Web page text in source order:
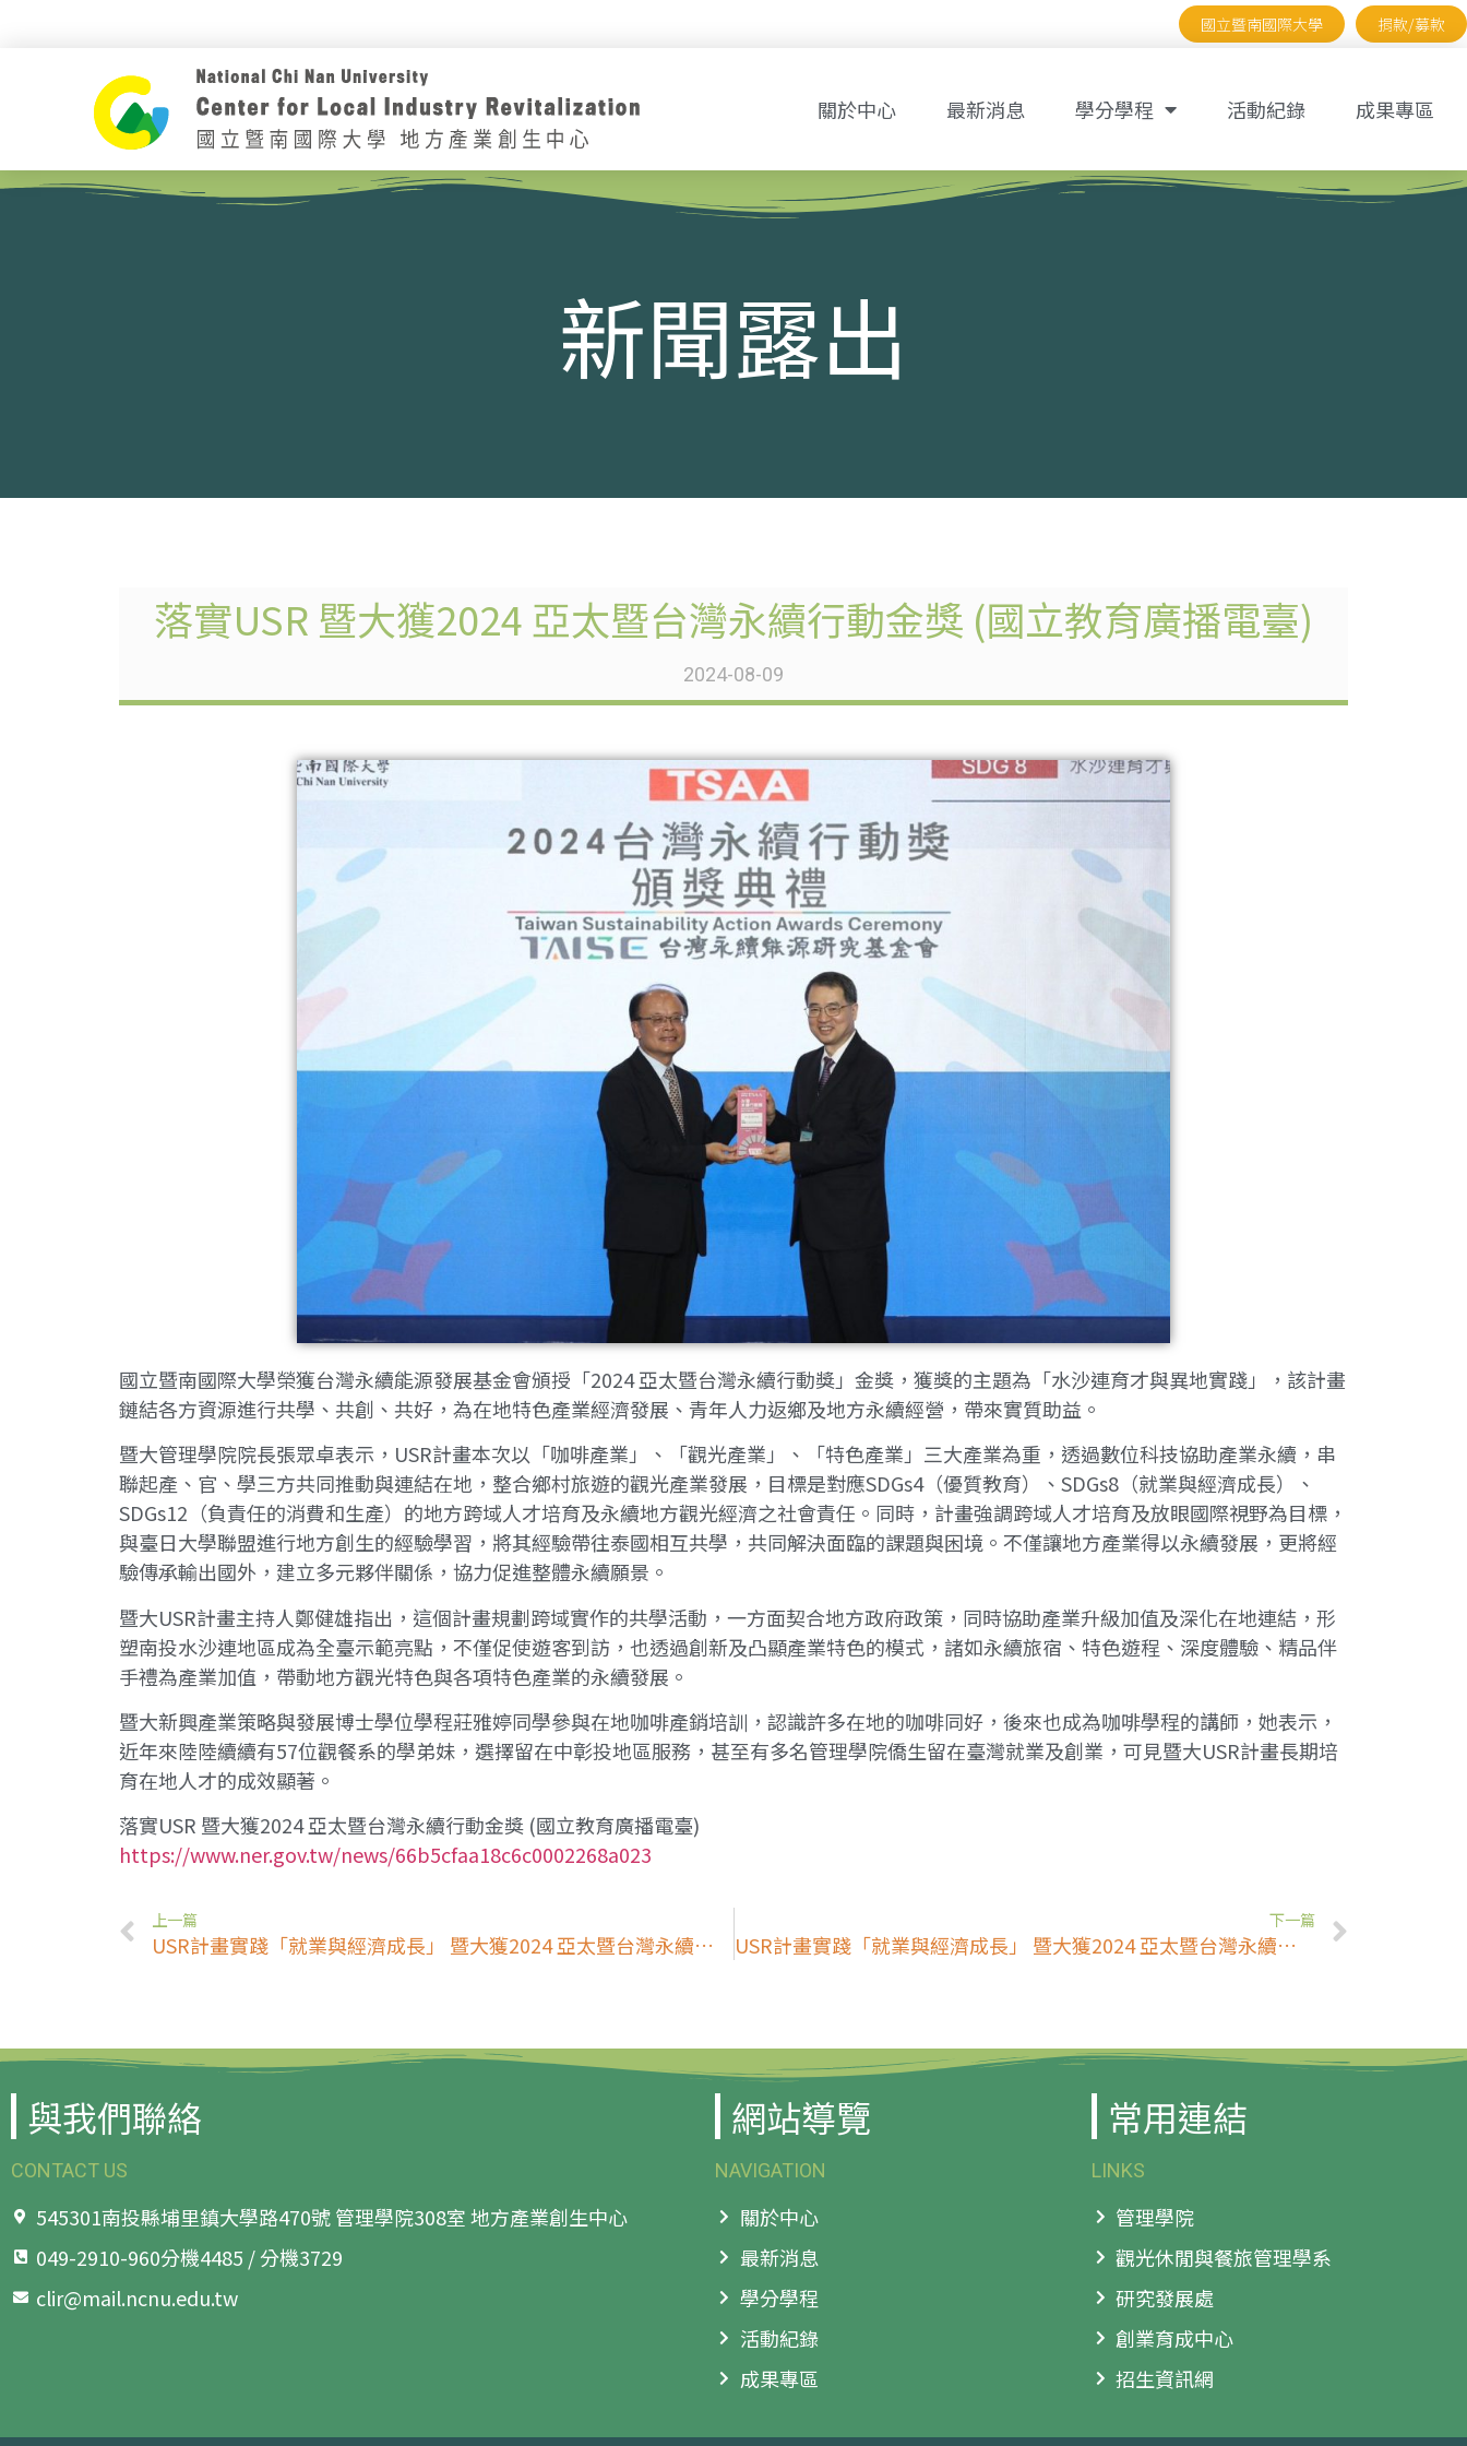
國立暨南國際大學 捐款/募款
關於中心 最新消息 學分學程 活動紀錄 成果專區
新聞露出
落實USR 暨大獲2024 亞太暨台灣永續行動金獎 (國立教育廣播電臺)
2024-08-09
國立暨南國際大學榮獲台灣永續能源發展基金會頒授「2024 亞太暨台灣永續行動獎」金獎，獲獎的主題為「水沙連育才與異地實踐」，該計畫
鏈結各方資源進行共學、共創、共好，為在地特色產業經濟發展、青年人力返鄉及地方永續經營，帶來實質助益。
暨大管理學院院長張眾卓表示，USR計畫本次以「咖啡產業」、「觀光產業」、「特色產業」三大產業為重，透過數位科技協助產業永續，串
聯起產、官、學三方共同推動與連結在地，整合鄉村旅遊的觀光產業發展，目標是對應SDGs4（優質教育）、SDGs8（就業與經濟成長）、
SDGs12（負責任的消費和生產）的地方跨域人才培育及永續地方觀光經濟之社會責任。同時，計畫強調跨域人才培育及放眼國際視野為目標，
與臺日大學聯盟進行地方創生的經驗學習，將其經驗帶往泰國相互共學，共同解決面臨的課題與困境。不僅讓地方產業得以永續發展，更將經
驗傳承輸出國外，建立多元夥伴關係，協力促進整體永續願景。
暨大USR計畫主持人鄭健雄指出，這個計畫規劃跨域實作的共學活動，一方面契合地方政府政策，同時協助產業升級加值及深化在地連結，形
塑南投水沙連地區成為全臺示範亮點，不僅促使遊客到訪，也透過創新及凸顯產業特色的模式，諸如永續旅宿、特色遊程、深度體驗、精品伴
手禮為產業加值，帶動地方觀光特色與各項特色產業的永續發展。
暨大新興產業策略與發展博士學位學程莊雅婷同學參與在地咖啡產銷培訓，認識許多在地的咖啡同好，後來也成為咖啡學程的講師，她表示，
近年來陸陸續續有57位觀餐系的學弟妹，選擇留在中彰投地區服務，甚至有多名管理學院僑生留在臺灣就業及創業，可見暨大USR計畫長期培
育在地人才的成效顯著。
落實USR 暨大獲2024 亞太暨台灣永續行動金獎 (國立教育廣播電臺)
https://www.ner.gov.tw/news/66b5cfaa18c6c0002268a023
上一篇
USR計畫實踐「就業與經濟成長」 暨大獲2024 亞太暨台灣永續行動金獎(經濟日報)
下一篇
USR計畫實踐「就業與經濟成長」 暨大獲2024 亞太暨台灣永續行動金獎 (中央社)
與我們聯絡
CONTACT US
545301南投縣埔里鎮大學路470號 管理學院308室 地方產業創生中心
049-2910-960分機4485 / 分機3729
clir@mail.ncnu.edu.tw
網站導覽
NAVIGATION
關於中心
最新消息
學分學程
活動紀錄
成果專區
常用連結
LINKS
管理學院
觀光休閒與餐旅管理學系
研究發展處
創業育成中心
招生資訊網